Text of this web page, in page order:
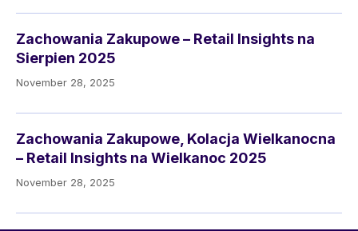
Zachowania Zakupowe – Retail Insights na
Sierpien 2025
November 28, 2025
Zachowania Zakupowe, Kolacja Wielkanocna
– Retail Insights na Wielkanoc 2025
November 28, 2025